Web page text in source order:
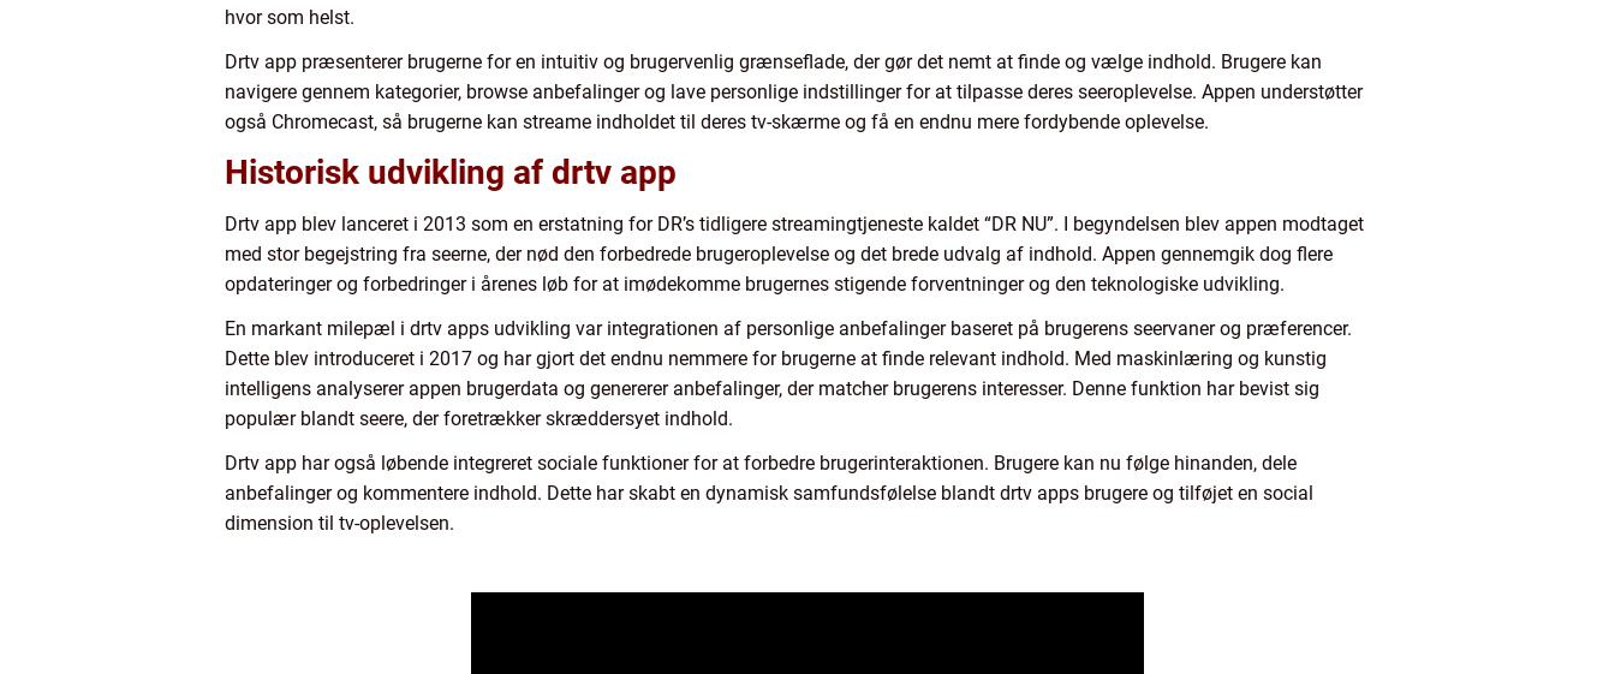
hvor som helst.
Drtv app præsenterer brugerne for en intuitiv og brugervenlig grænseflade, der gør det nemt at finde og vælge indhold. Brugere kan
navigere gennem kategorier, browse anbefalinger og lave personlige indstillinger for at tilpasse deres seeroplevelse. Appen understøtter
også Chromecast, så brugerne kan streame indholdet til deres tv-skærme og få en endnu mere fordybende oplevelse.
Historisk udvikling af drtv app
Drtv app blev lanceret i 2013 som en erstatning for DR’s tidligere streamingtjeneste kaldet “DR NU”. I begyndelsen blev appen modtaget
med stor begejstring fra seerne, der nød den forbedrede brugeroplevelse og det brede udvalg af indhold. Appen gennemgik dog flere
opdateringer og forbedringer i årenes løb for at imødekomme brugernes stigende forventninger og den teknologiske udvikling.
En markant milepæl i drtv apps udvikling var integrationen af personlige anbefalinger baseret på brugerens seervaner og præferencer.
Dette blev introduceret i 2017 og har gjort det endnu nemmere for brugerne at finde relevant indhold. Med maskinlæring og kunstig
intelligens analyserer appen brugerdata og genererer anbefalinger, der matcher brugerens interesser. Denne funktion har bevist sig
populær blandt seere, der foretrækker skræddersyet indhold.
Drtv app har også løbende integreret sociale funktioner for at forbedre brugerinteraktionen. Brugere kan nu følge hinanden, dele
anbefalinger og kommentere indhold. Dette har skabt en dynamisk samfundsfølelse blandt drtv apps brugere og tilføjet en social
dimension til tv-oplevelsen.